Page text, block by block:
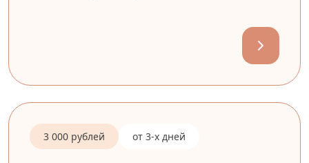
3 000 рублей от 3-х дней